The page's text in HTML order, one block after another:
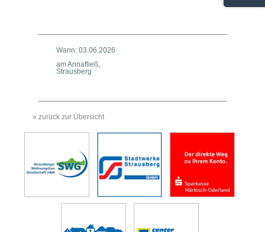
Wann: 03.06.2026
am Annafließ,
Strausberg
» zurück zur Übersicht